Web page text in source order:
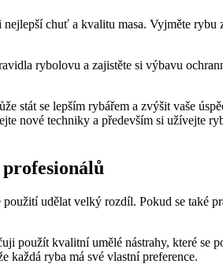
chuť a kvalitu masa. Vyjměte
rybolovu a zajistěte⁢ si výbavu
stát se lepším rybářem a zvýšit vaše
nové ⁣techniky‌ a především si užívejte
udělat velký ⁤rozdíl. Pokud se také
použít kvalitní umělé nástrahy, které se
⁤každá⁤ ryba má své ​vlastní preference.